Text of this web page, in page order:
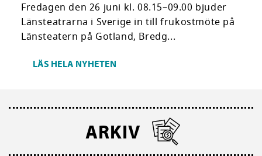
Fredagen den 26 juni kl. 08.15–09.00 bjuder
Länsteatrarna i Sverige in till frukostmöte på
Länsteatern på Gotland, Bredg...
LÄS HELA NYHETEN
ARKIV